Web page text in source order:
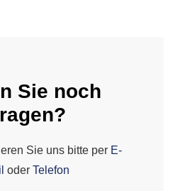
Sie noch
Sie uns bitte per E-
oder Telefon